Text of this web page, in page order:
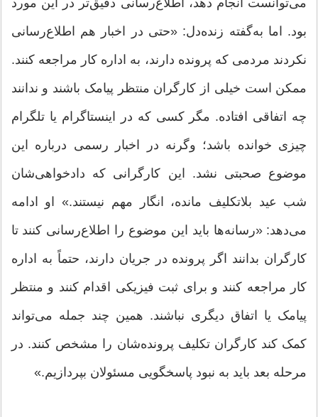
می‌توانست انجام دهد، اطلاع‌رسانی دقیق‌تر در این مورد
بود. اما به‌گفته زنده‌دل: «حتی در اخبار هم اطلاع‌رسانی
نکردند مردمی که پرونده دارند، به اداره کار مراجعه کنند.
ممکن است خیلی از کارگران منتظر پیامک باشند و ندانند
چه اتفاقی افتاده. مگر کسی که در اینستاگرام یا تلگرام
چیزی خوانده باشد؛ وگرنه در اخبار رسمی درباره این
موضوع صحبتی نشد. این کارگرانی که دادخواهی‌شان
شب عید بلاتکلیف مانده، انگار مهم نیستند.» او ادامه
می‌دهد: «رسانه‌ها باید این موضوع را اطلاع‌رسانی کنند تا
کارگران بدانند اگر پرونده در جریان دارند، حتماً به اداره
کار مراجعه کنند و برای ثبت فیزیکی اقدام کنند و منتظر
پیامک یا اتفاق دیگری نباشند. همین چند جمله می‌تواند
کمک کند کارگران تکلیف پرونده‌شان را مشخص کنند. در
مرحله بعد باید به نبود پاسخگویی مسئولان بپردازیم.»